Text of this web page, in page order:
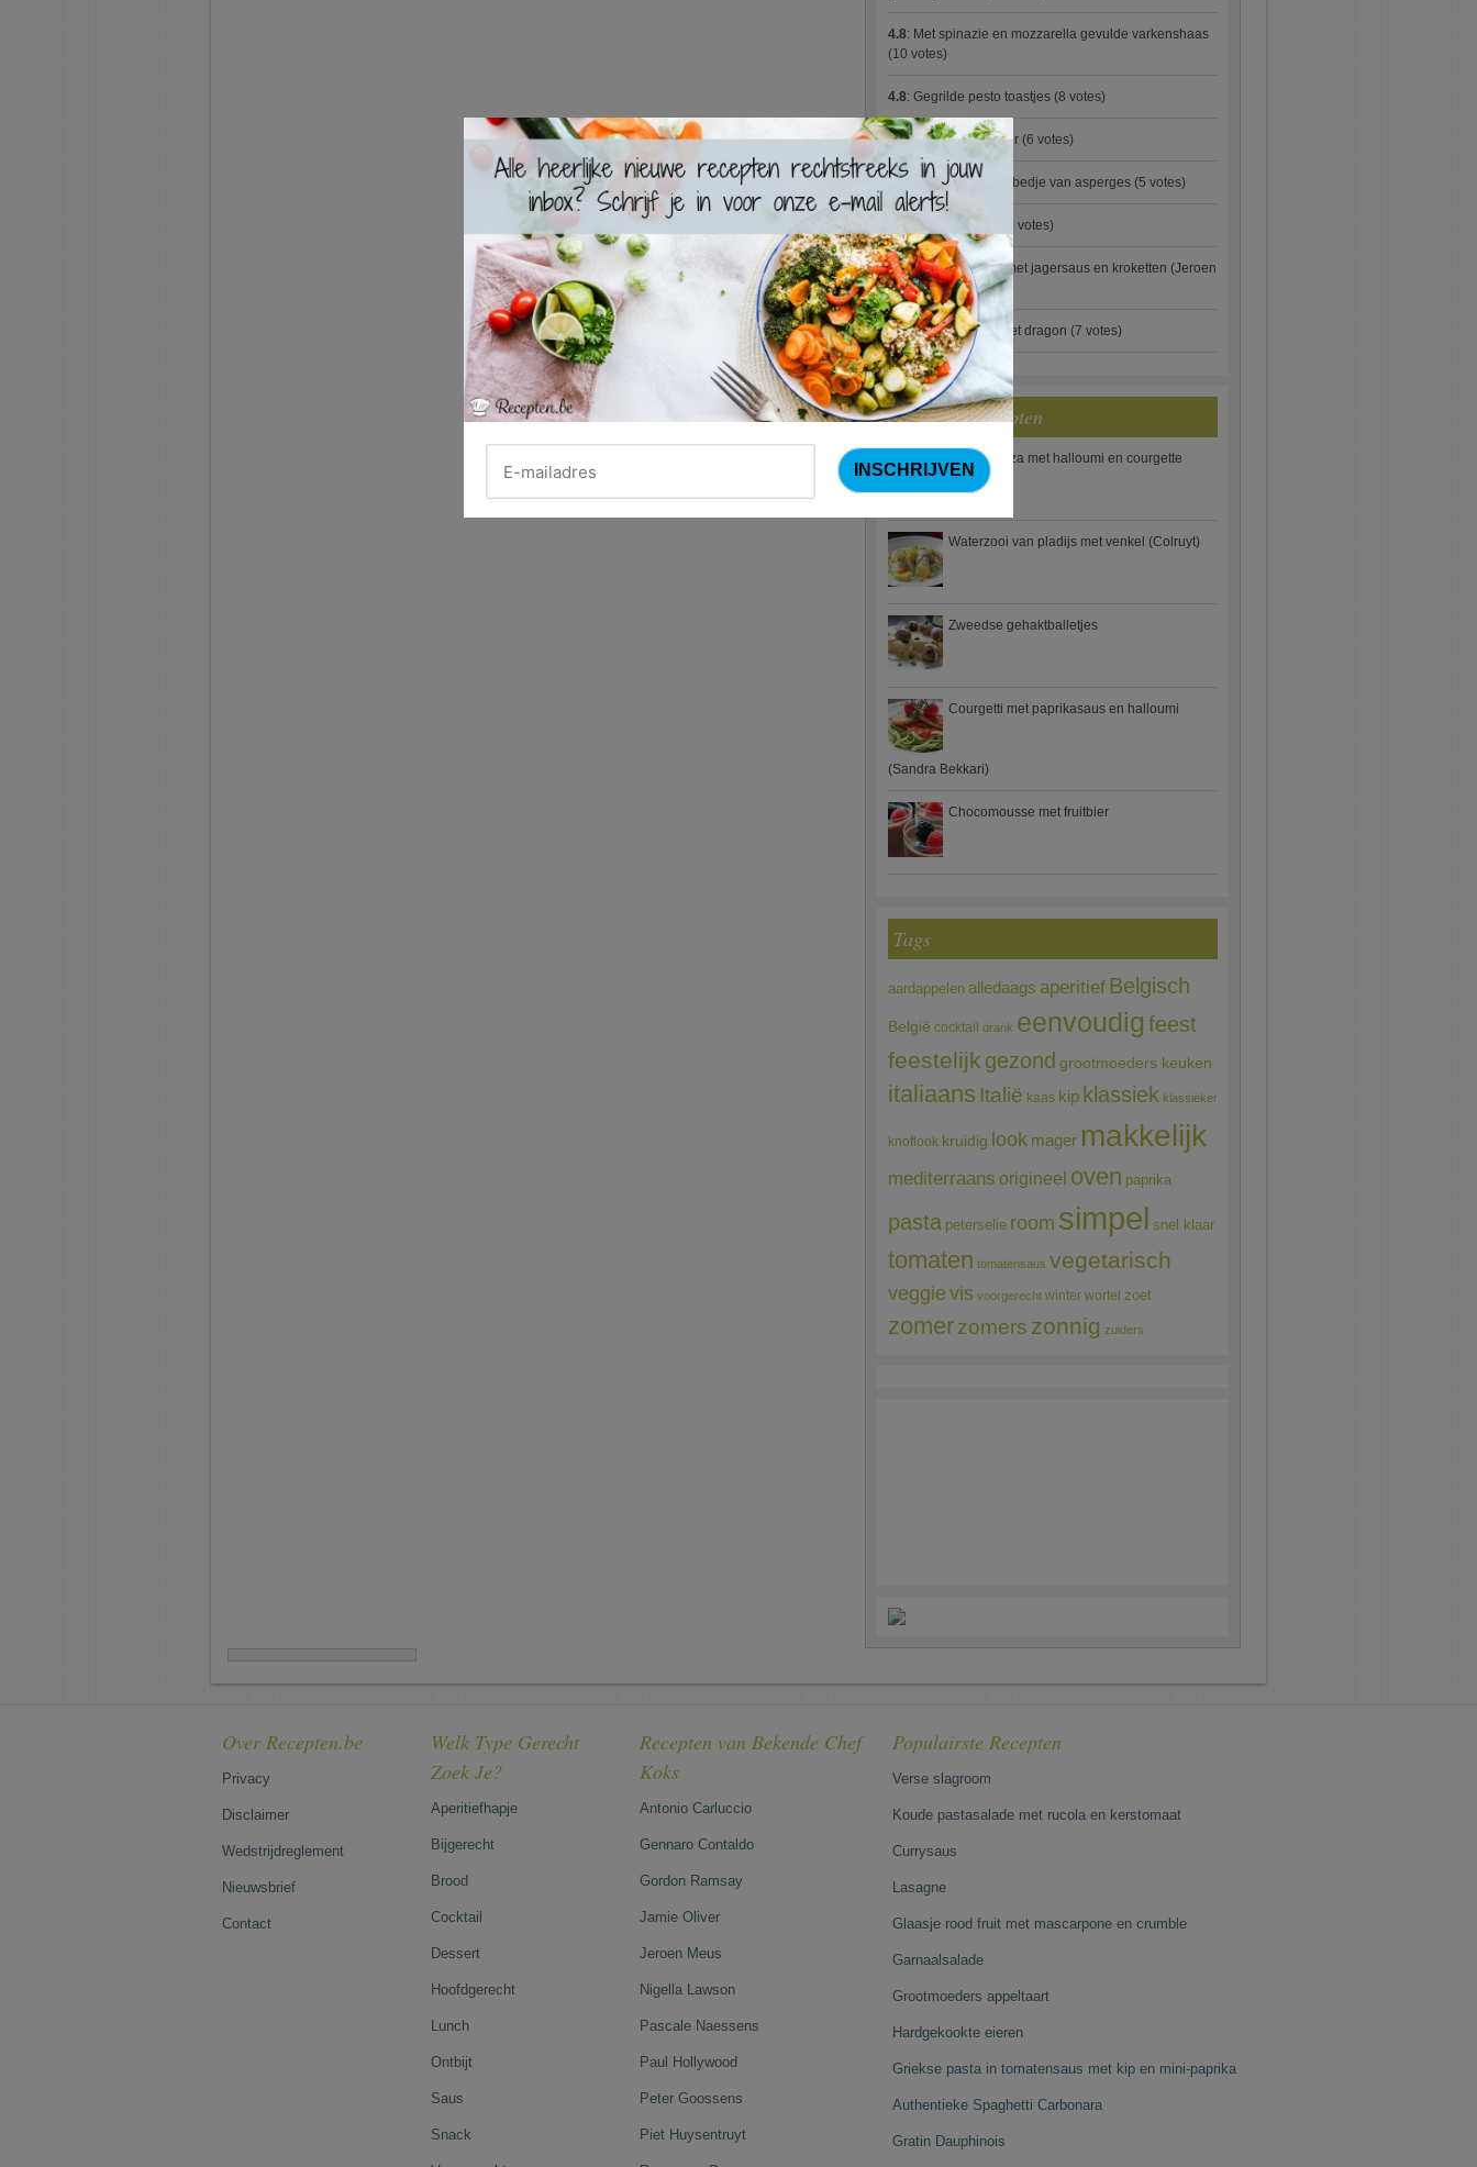
4.8: Met spinazie en mozzarella gevulde varkenshaas
(10 votes)
4.8: Gegrilde pesto toastjes (8 votes)
4.8: Seafood chowder (6 votes)
4.8 Zalmfilet op een bedje van asperges (5 votes)
(5 votes)
4.7:Varkenshaasje met jagersaus en kroketten (Jeroen
Meus)(15 votes)
4.7:Gestoofde kip met dragon (7 votes)
Nieuwste Recepten
Turkse pizza met halloumi en courgette
Waterzooi van pladijs met venkel (Colruyt)
Zweedse gehaktballetjes
Courgetti met paprikasaus en halloumi
(Sandra Bekkari)
Chocomousse met fruitbier
Tags
aardappelen alledaags aperitief Belgisch
België cocktail drank eenvoudigfeest
feestelijk gezond grootmoeders keuken
italiaans Italië kaas kip klassiek klassieker
knoflook kruidig look mager makkelijk
mediterraans origineel oven paprika
pasta peterselie room simpel snel klaar
tomaten tomatensaus vegetarisch
veggie vis voorgerecht winter wortel zoet
zomerzomers zonnig zuiders
Over Recepten.be
Privacy
Disclaimer
Wedstrijdreglement
Nieuwsbrief
Contact
Welk Type Gerecht
Zoek Je?
Aperitiefhapje
Bijgerecht
Brood
Cocktail
Dessert
Hoofdgerecht
Lunch
Ontbijt
Saus
Snack
Recepten van Bekende Chef
Koks
Antonio Carluccio
Gennaro Contaldo
Gordon Ramsay
Jamie Oliver
Jeroen Meus
Nigella Lawson
Pascale Naessens
Paul Hollywood
Peter Goossens
Piet Huysentruyt
Populairste Recepten
Verse slagroom
Koude pastasalade met rucola en kerstomaat
Currysaus
Lasagne
Glaasje rood fruit met mascarpone en crumble
Garnaalsalade
Grootmoeders appeltaart
Hardgekookte eieren
Griekse pasta in tomatensaus met kip en mini-paprika
Authentieke Spaghetti Carbonara
Gratin Dauphinois
×